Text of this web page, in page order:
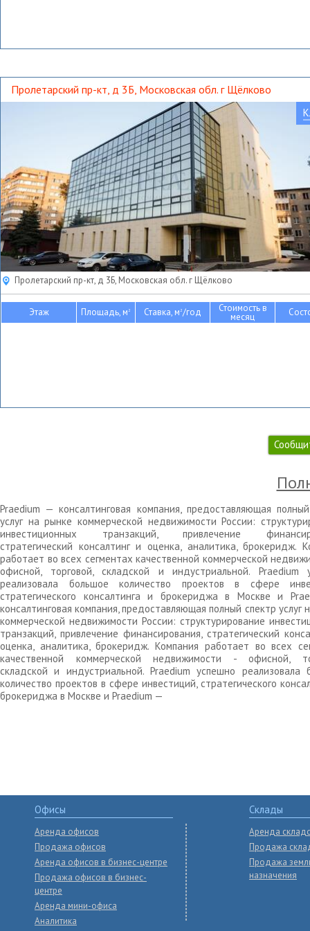
Пролетарский пр-кт, д 3Б, Московская обл. г Щёлково
Пролетарский пр-кт, д 3Б, Московская обл. г Щёлково
Этаж Площадь, м2 Ставка, м2/год Стоимость в
месяц
Praedium — консалтинговая компания, предоставляющая
услуг на рынке коммерческой недвижимости России:
инвестиционных транзакций, привлечение
стратегический консалтинг и оценка, аналитика, брокеридж.
работает во всех сегментах качественной коммерческой
офисной, торговой, складской и индустриальной. Praedium
реализовала большое количество проектов в сфере
стратегического консалтинга и брокериджа в Москве и
консалтинговая компания, предоставляющая полный спектр услуг
коммерческой недвижимости России: структурирование
транзакций, привлечение финансирования, стратегический
оценка, аналитика, брокеридж. Компания работает во всех
качественной коммерческой недвижимости - офисной,
складской и индустриальной. Praedium успешно реализовала
количество проектов в сфере инвестиций, стратегического
брокериджа в Москве и Praedium —
Офисы
Аренда офисов
Продажа офисов
Аренда офисов в бизнес-центре
Продажа офисов в бизнес-
центре
Аренда мини-офиса
Аналитика
Склады
Аренда
Продажа
Продажа
назначения